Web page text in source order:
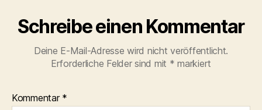
Schreibe einen Kommentar
Deine E-Mail-Adresse wird nicht veröffentlicht.
Erforderliche Felder sind mit * markiert
Kommentar *